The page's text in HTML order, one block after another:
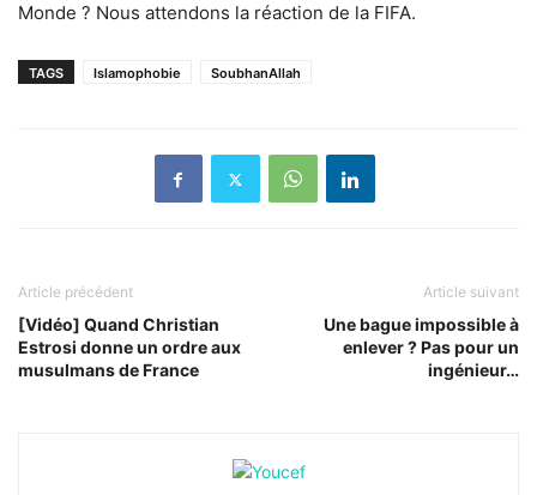
Monde ? Nous attendons la réaction de la FIFA.
TAGS Islamophobie SoubhanAllah
Article précédent
[Vidéo] Quand Christian
Estrosi donne un ordre aux
musulmans de France
Article suivant
Une bague impossible à
enlever ? Pas pour un
ingénieur…